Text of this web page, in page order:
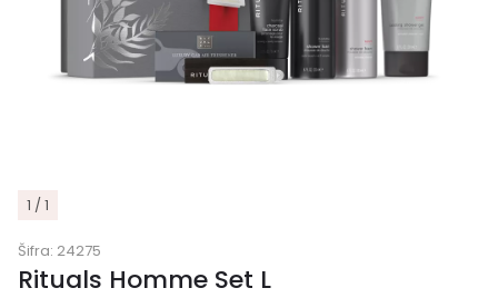
1 / 1
Šifra: 24275
Rituals Homme Set L